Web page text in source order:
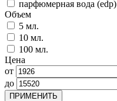
парфюмерная вода (edp)
Объем
5 мл.
10 мл.
100 мл.
Цена
от
до
ПРИМЕНИТЬ